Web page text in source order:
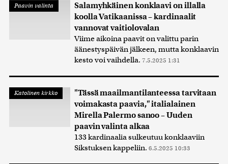
Paavin valinta
Salamyhkäinen konklaavi on illalla
koolla Vatikaanissa – kardinaalit
vannovat vaitiolovalan
Viime aikoina paavit on valittu parin
äänestyspäivän jälkeen, mutta konklaavin
kesto voi vaihdella. 7.5.2025 1:31
Katolinen kirkko
"Tässä maailmantilanteessa tarvitaan
voimakasta paavia," italialainen
Mirella Palermo sanoo – Uuden
paavin valinta alkaa
133 kardinaalia sulkeutuu konklaaviin
Sikstuksen kappeliin. 6.5.2025 10:33